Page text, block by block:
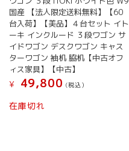
国産 【法人限定送料無料】【60
台入荷】【美品】４台セット イト
ーキ インクルード ３段ワゴン サ
イドワゴン デスクワゴン キャス
ターワゴン 袖机 脇机【中古オフ
ィス家具】【中古】
¥
49,800 (税込）
在庫切れ